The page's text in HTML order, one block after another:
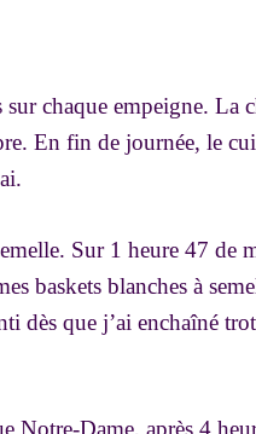
chaque empeigne. La
En fin de journée, le
Sur 1 heure 47 de
baskets blanches à
dès que j’ai enchaîné